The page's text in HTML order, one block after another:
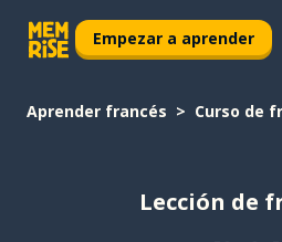
Empezar a aprender
Aprender francés Curso de
Lección de